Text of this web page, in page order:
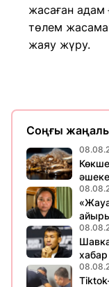
жасаған адам
төлем
жаяу жүру.
Соңғы
хабар